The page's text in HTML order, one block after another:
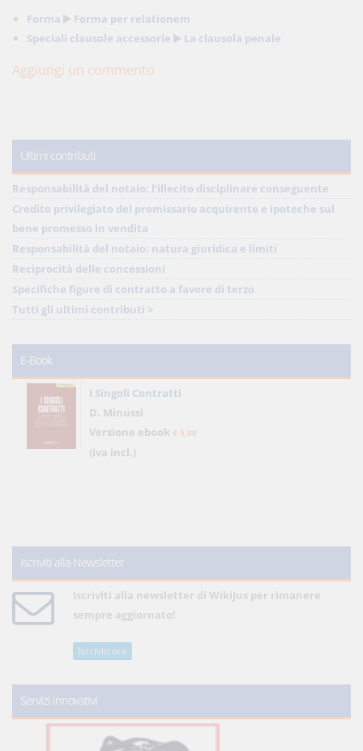
Forma
Forma per relationem
Speciali clausole accessorie
La clausola penale
Aggiungi un commento
Ultimi contributi
Responsabilità del notaio: l'illecito disciplinare conseguente
Credito privilegiato del promissario acquirente e ipoteche sul
bene promesso in vendita
Responsabilità del notaio: natura giuridica e limiti
Reciprocità delle concessioni
Specifiche figure di contratto a favore di terzo
Tutti gli ultimi contributi >
E-Book
I Singoli Contratti
D. Minussi
Versione ebook € 5,99
(iva incl.)
Iscriviti alla Newsletter
Iscriviti alla newsletter di WikiJus per rimanere
sempre aggiornato!
Iscriviti ora
Servizi innovativi